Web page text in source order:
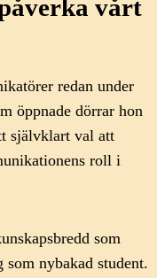
vårt
redan under
öppnade dörrar hon
självklart val att
roll i
som
nybakad student.